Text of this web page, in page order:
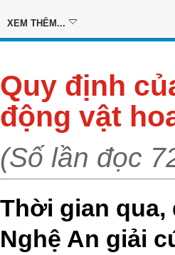
XEM THÊM...
Quy định
động vật
(Số lần đọc
Thời gian qua,
Nghệ An giải